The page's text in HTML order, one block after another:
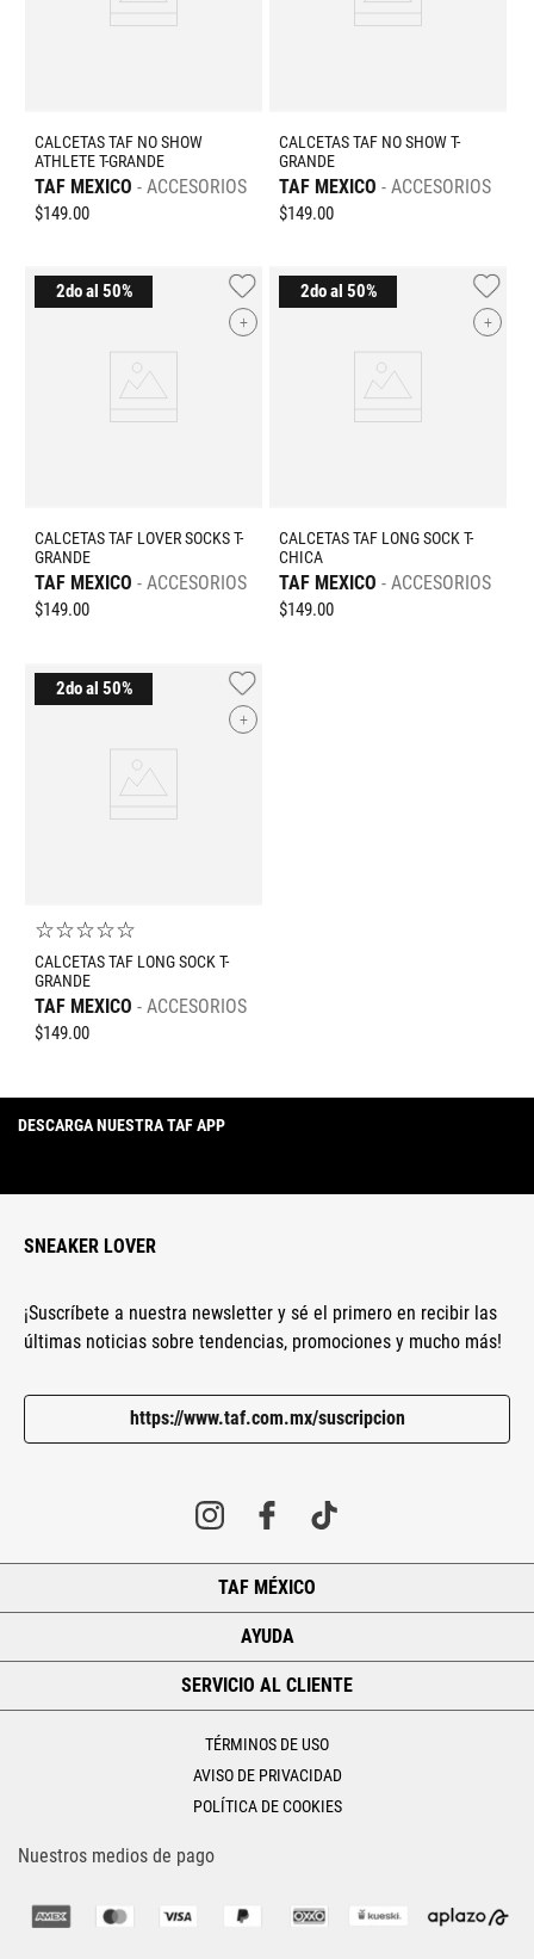
CALCETAS TAF NO SHOW
ATHLETE T-GRANDE
TAF MEXICO ACCESORIOS
$149.00
CALCETAS TAF NO SHOW T-
GRANDE
TAF MEXICO ACCESORIOS
$149.00
+
CALCETAS TAF LOVER SOCKS T-
GRANDE
TAF MEXICO ACCESORIOS
$149.00
+
CALCETAS TAF LONG SOCK T-
CHICA
TAF MEXICO ACCESORIOS
$149.00
+
☆☆☆☆☆
CALCETAS TAF LONG SOCK T-
GRANDE
TAF MEXICO ACCESORIOS
$149.00
DESCARGA NUESTRA TAF APP
SNEAKER LOVER
¡Suscríbete a nuestra newsletter y sé el primero en recibir las
últimas noticias sobre tendencias, promociones y mucho más!
https://www.taf.com.mx/suscripcion
TAF MÉXICO
AYUDA
SERVICIO AL CLIENTE
TÉRMINOS DE USO
AVISO DE PRIVACIDAD
POLÍTICA DE COOKIES
Nuestros medios de pago